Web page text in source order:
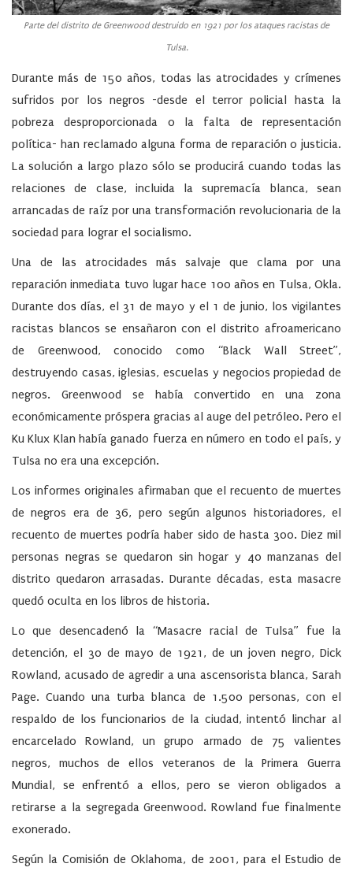
Parte del distrito de Greenwood destruido en 1921 por los ataques racistas de
Tulsa.
Durante más de 150 años, todas las atrocidades y crímenes
sufridos por los negros -desde el terror policial hasta la
pobreza desproporcionada o la falta de representación
política- han reclamado alguna forma de reparación o justicia.
La solución a largo plazo sólo se producirá cuando todas las
relaciones de clase, incluida la supremacía blanca, sean
arrancadas de raíz por una transformación revolucionaria de la
sociedad para lograr el socialismo.
Una de las atrocidades más salvaje que clama por una
reparación inmediata tuvo lugar hace 100 años en Tulsa, Okla.
Durante dos días, el 31 de mayo y el 1 de junio, los vigilantes
racistas blancos se ensañaron con el distrito afroamericano
de Greenwood, conocido como “Black Wall Street”,
destruyendo casas, iglesias, escuelas y negocios propiedad de
negros. Greenwood se había convertido en una zona
económicamente próspera gracias al auge del petróleo. Pero el
Ku Klux Klan había ganado fuerza en número en todo el país, y
Tulsa no era una excepción.
Los informes originales afirmaban que el recuento de muertes
de negros era de 36, pero según algunos historiadores, el
recuento de muertes podría haber sido de hasta 300. Diez mil
personas negras se quedaron sin hogar y 40 manzanas del
distrito quedaron arrasadas. Durante décadas, esta masacre
quedó oculta en los libros de historia.
Lo que desencadenó la “Masacre racial de Tulsa” fue la
detención, el 30 de mayo de 1921, de un joven negro, Dick
Rowland, acusado de agredir a una ascensorista blanca, Sarah
Page. Cuando una turba blanca de 1.500 personas, con el
respaldo de los funcionarios de la ciudad, intentó linchar al
encarcelado Rowland, un grupo armado de 75 valientes
negros, muchos de ellos veteranos de la Primera Guerra
Mundial, se enfrentó a ellos, pero se vieron obligados a
retirarse a la segregada Greenwood. Rowland fue finalmente
exonerado.
Según la Comisión de Oklahoma, de 2001, para el Estudio de